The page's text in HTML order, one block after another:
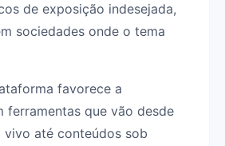
de exposição indesejada,
sociedades onde o tema
favorece a
ferramentas que vão desde
vivo até conteúdos sob